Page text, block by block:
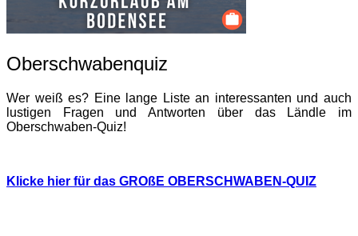
Oberschwabenquiz
Wer weiß es? Eine lange Liste an interessanten und auch
lustigen Fragen und Antworten über das Ländle im
Oberschwaben-Quiz!
Klicke hier für das GROßE OBERSCHWABEN-QUIZ